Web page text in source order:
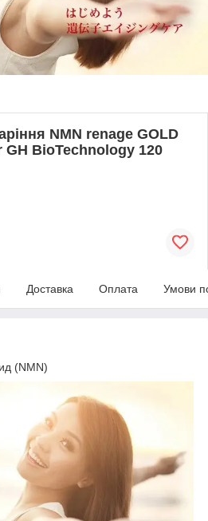
NMN renage GOLD
GH BioTechnology 120
Доставка Оплата Умови
(NMN)